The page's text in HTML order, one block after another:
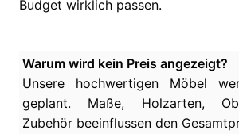
Budget wirklich passen.
Warum wird kein Preis angezeigt?
Unsere hochwertigen Möbel
geplant. Maße, Holzarten,
Zubehör beeinflussen den